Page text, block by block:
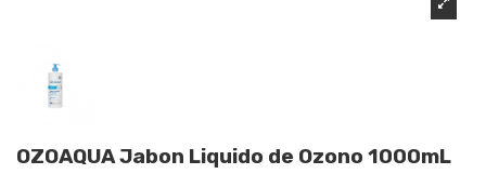
OZOAQUA Jabon Liquido de Ozono 1000mL